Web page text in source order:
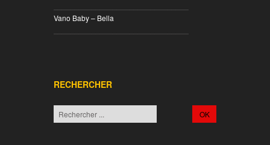
Vano Baby – Bella
RECHERCHER